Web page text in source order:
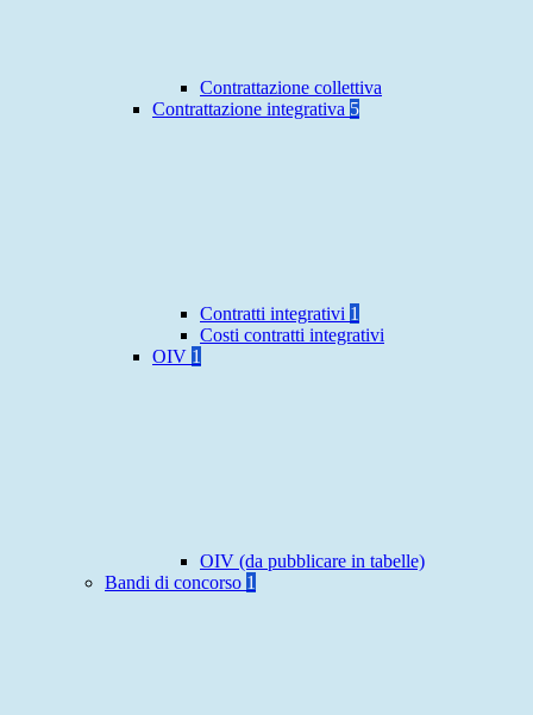
Contrattazione collettiva
Contrattazione integrativa 5
Contratti integrativi 1
Costi contratti integrativi
OIV 1
OIV (da pubblicare in tabelle)
Bandi di concorso 1